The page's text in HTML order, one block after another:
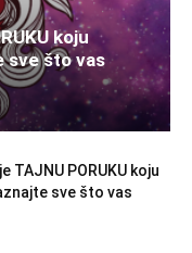
koju
sve što vas
TAJNU PORUKU koju
sve što vas